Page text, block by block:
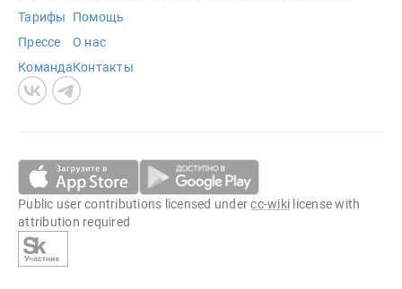
Тарифы
Прессе
Команда
Помощь
О нас
Контакты
Public user contributions licensed undercc-wiki license with
attribution required